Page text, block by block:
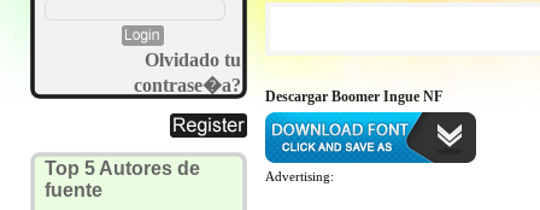
Olvidado tu
contrase�a?
Top 5 Autores de
fuente
Descargar Boomer Ingue NF
Advertising: